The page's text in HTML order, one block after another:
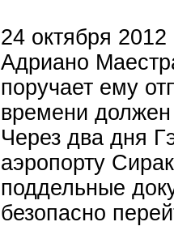
24 октября
Адриано
поручает ему
времени
Через два дня
аэропорту
поддельные
безопасно